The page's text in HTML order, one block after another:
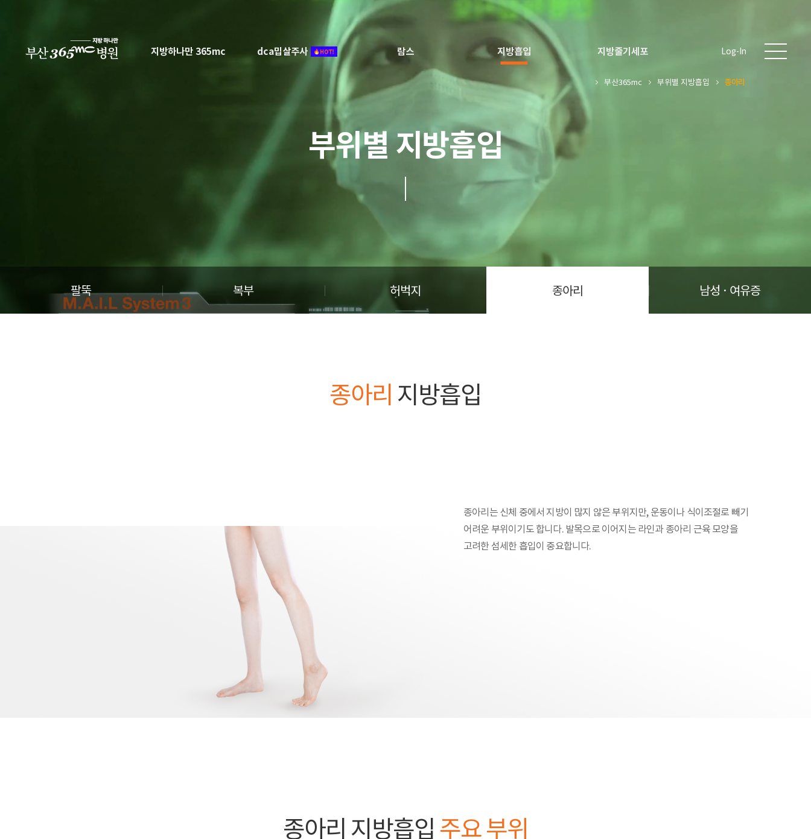
지방하나만 365mc dca밉살주사 람스 지방흡입 지방줄기세포 Log-In
부산365mc 부위별 지방흡입 종아리
부위별 지방흡입
팔뚝 복부 허벅지 종아리 남성 · 여유증
종아리 지방흡입
종아리는 신체 중에서 지방이 많지 않은 부위지만, 운동이나 식이조절로 빼기
어려운 부위이기도 합니다. 발목으로 이어지는 라인과 종아리 근육 모양을
고려한 섬세한 흡입이 중요합니다.
종아리 지방흡입 주요 부위